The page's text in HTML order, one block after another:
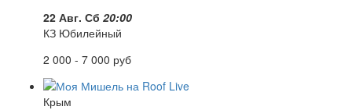
22 Авг. Сб 20:00
КЗ Юбилейный
2 000 - 7 000 руб
Крым